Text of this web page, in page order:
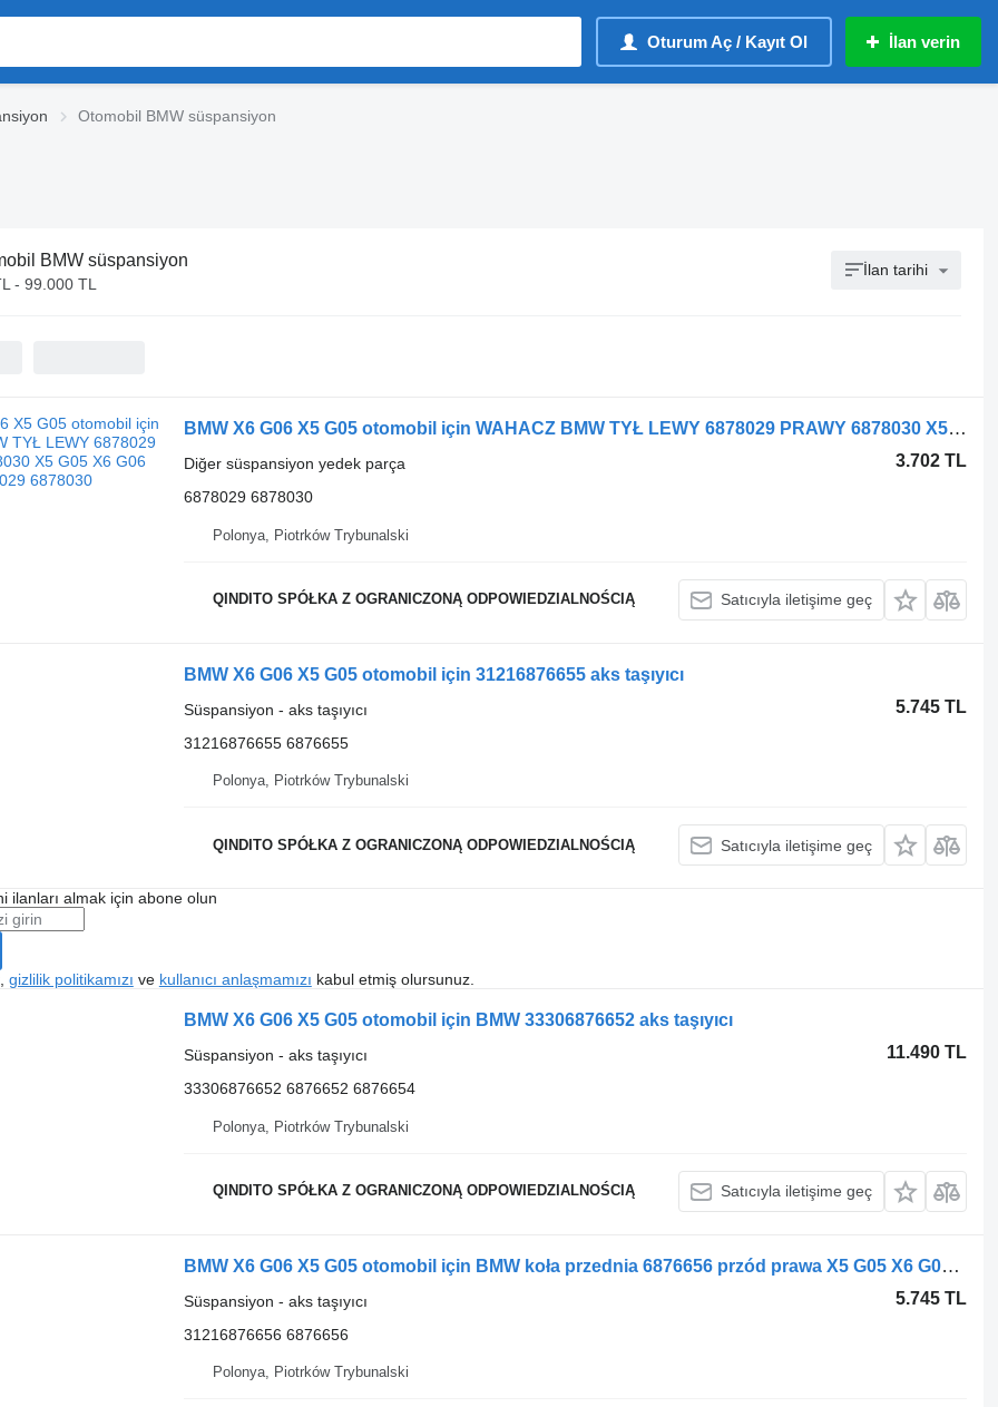
Oturum Aç / Kayıt Ol İlan verin
Otomobil BMW süspansiyon
BMW süspansiyon
- 99.000 TL
İlan tarihi
BMW X6 G06 X5 G05 otomobil için WAHACZ BMW TYŁ LEWY 6878029 PRAWY 6878030 X5 G05 X6 G06 6878029 6878030
3.702 TL
Diğer süspansiyon yedek parça
6878029 6878030
Polonya, Piotrków Trybunalski
QINDITO SPÓŁKA Z OGRANICZONĄ ODPOWIEDZIALNOŚCIĄ Satıcıyla iletişime geç
BMW X6 G06 X5 G05 otomobil için 31216876655 aks taşıyıcı
5.745 TL
Süspansiyon - aks taşıyıcı
31216876655 6876655
Polonya, Piotrków Trybunalski
QINDITO SPÓŁKA Z OGRANICZONĄ ODPOWIEDZIALNOŚCIĄ Satıcıyla iletişime geç
ilanları almak için abone olun
gizlilik politikamızı ve kullanıcı anlaşmamızı kabul etmiş olursunuz.
BMW X6 G06 X5 G05 otomobil için BMW 33306876652 aks taşıyıcı
11.490 TL
Süspansiyon - aks taşıyıcı
33306876652 6876652 6876654
Polonya, Piotrków Trybunalski
QINDITO SPÓŁKA Z OGRANICZONĄ ODPOWIEDZIALNOŚCIĄ Satıcıyla iletişime geç
BMW X6 G06 X5 G05 otomobil için BMW koła przednia 6876656 przód prawa X5 G05 X6 G06 31216876656 aks taşıyıcı
5.745 TL
Süspansiyon - aks taşıyıcı
31216876656 6876656
Polonya, Piotrków Trybunalski